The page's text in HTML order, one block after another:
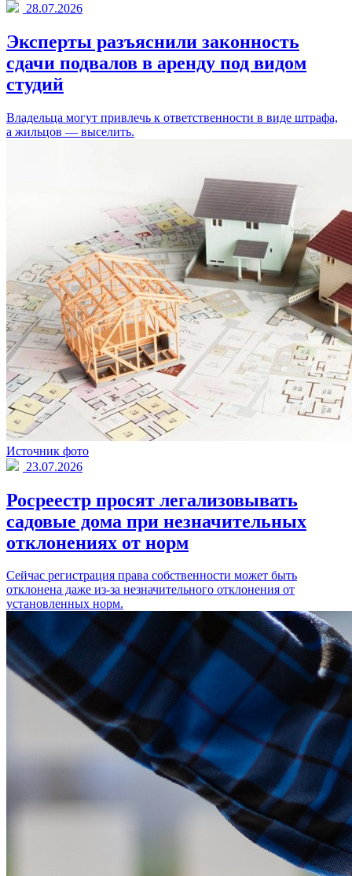
28.07.2026
Эксперты разъяснили законность
сдачи подвалов в аренду под видом
студий
Владельца могут привлечь к ответственности в виде штрафа,
а жильцов — выселить.
Источник фото
23.07.2026
Росреестр просят легализовывать
садовые дома при незначительных
отклонениях от норм
Сейчас регистрация права собственности может быть
отклонена даже из-за незначительного отклонения от
установленных норм.